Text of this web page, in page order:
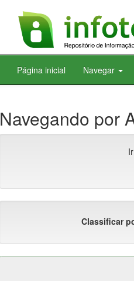
Página inicial Navegar
Navegando por
Classificar